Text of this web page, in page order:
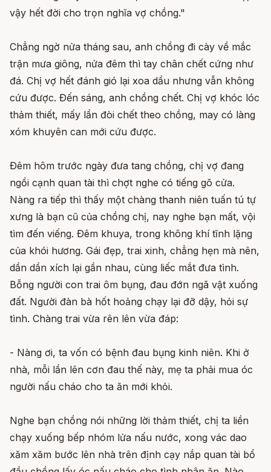
vậy hết đời cho trọn nghĩa vợ chồng."
Chẳng ngờ nửa tháng sau, anh chồng đi cày về mắc
trận mưa giông, nửa đêm thì tay chân chết cứng như
đá. Chị vợ hết đánh gió lại xoa dầu nhưng vẫn không
cứu được. Ðến sáng, anh chồng chết. Chị vợ khóc lóc
thảm thiết, mấy lần đòi chết theo chồng, may có làng
xóm khuyên can mới cứu được.
Ðêm hôm trước ngày đưa tang chồng, chị vợ đang
ngồi cạnh quan tài thì chợt nghe có tiếng gõ cửa.
Nàng ra tiếp thì thấy một chàng thanh niên tuấn tú tự
xưng là bạn cũ của chồng chị, nay nghe bạn mất, vội
tìm đến viếng. Ðêm khuya, trong không khí tĩnh lặng
của khói hương. Gái đẹp, trai xinh, chẳng hẹn mà nên,
dần dần xích lại gần nhau, cùng liếc mắt đưa tình.
Bỗng người con trai ôm bụng, đau đớn ngã vật xuống
đất. Người đàn bà hốt hoảng chạy lại đỡ dậy, hỏi sự
tình. Chàng trai vừa rên lên vừa đáp:
- Nàng ơi, ta vốn có bệnh đau bụng kinh niên. Khi ở
nhà, mỗi lần lên cơn đau thế này, mẹ ta phải mua óc
người nấu cháo cho ta ăn mới khỏi.
Nghe bạn chồng nói những lời thảm thiết, chị ta liền
chạy xuống bếp nhóm lửa nấu nước, xong vác dao
xăm xăm bước lên nhà trên định cạy nắp quan tài bổ